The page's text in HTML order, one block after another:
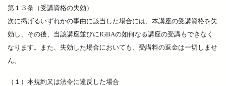
第１３条（受講資格の失効）
次に掲げるいずれかの事由に該当した場合には、本講座の受講資格を失
効し、その後、当該講座並びにIGBAの如何なる講座の受講もできなく
なります。また、失効した場合においても、受講料の返金は一切しませ
ん。
（１）本規約又は法令に違反した場合